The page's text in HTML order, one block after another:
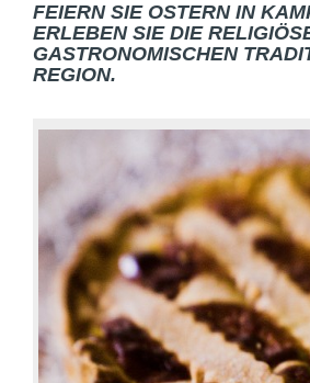
FEIERN SIE OSTERN IN
ERLEBEN SIE DIE
GASTRONOMISCHEN
REGION.